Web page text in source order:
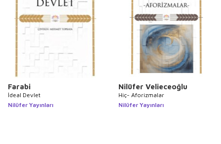
Farabi
İdeal Devlet
Nilüfer Yayınları
Nilüfer Velieceoğlu
Hiç- Aforizmalar
Nilüfer Yayınları